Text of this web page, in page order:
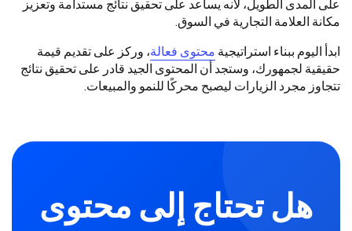
على المدى الطويل، لأنه يساعد على تحقيق نتائج مستدامة وتعزيز
مكانة العلامة التجارية في السوق.
ابدأ اليوم ببناء استراتيجية محتوى فعالة، وركز على تقديم قيمة
حقيقية لجمهورك، وستجد أن المحتوى الجيد قادر على تحقيق نتائج
تتجاوز مجرد الزيارات ليصبح محركًا للنمو والمبيعات.
هل تحتاج إلى محتوى